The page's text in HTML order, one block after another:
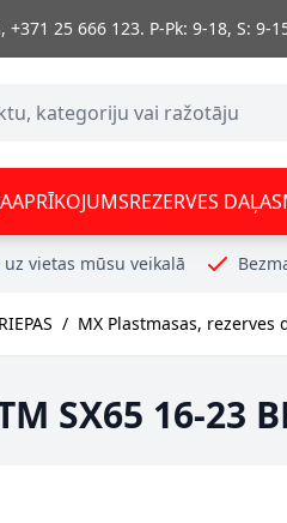
, +371 25 666 123. P-Pk: 9-18, S: 9-
APRĪKOJUMSREZERVES DAĻAS
vietas mūsu veikalā
/ MX Plastmasas, rezerves
SX65 16-23